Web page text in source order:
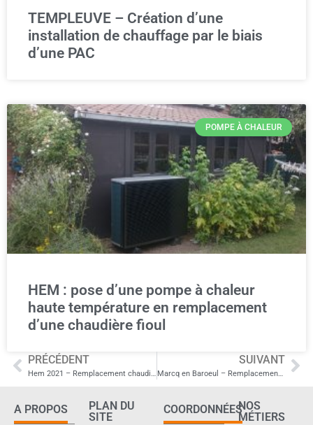
TEMPLEUVE – Création d’une
installation de chauffage par le biais
d’une PAC
POMPE À CHALEUR
HEM : pose d’une pompe à chaleur
haute température en remplacement
d’une chaudière fioul
PRÉCÉDENT
Hem 2021 – Remplacement chaudière fioul par pompe à chaleur haute température DAIKIN
SUIVANT
Marcq en Baroeul – Remplacement chaudière fioul par une PAC haute température DAIKIN
A PROPOS
PLAN DU
SITE
COORDONNÉESNOS
MÉTIERS